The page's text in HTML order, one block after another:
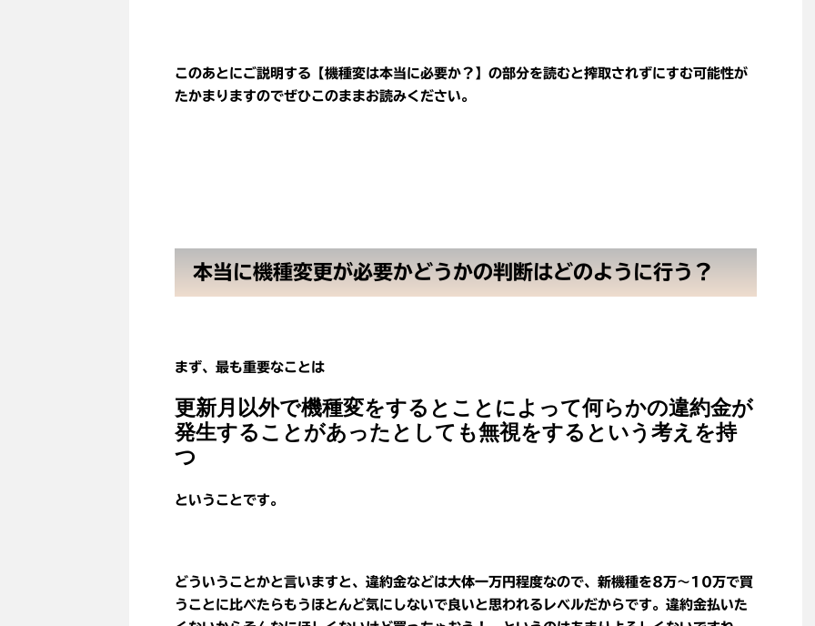
このあとにご説明する【機種変は本当に必要か？】の部分を読むと搾取されずにすむ可能性が
たかまりますのでぜひこのままお読みください。
本当に機種変更が必要かどうかの判断はどのように行う？
まず、最も重要なことは
更新月以外で機種変をするとことによって何らかの違約金が
発生することがあったとしても無視をするという考えを持
つ
ということです。
どういうことかと言いますと、違約金などは大体一万円程度なので、新機種を8万～10万で買
うことに比べたらもうほとんど気にしないで良いと思われるレベルだからです。違約金払いた